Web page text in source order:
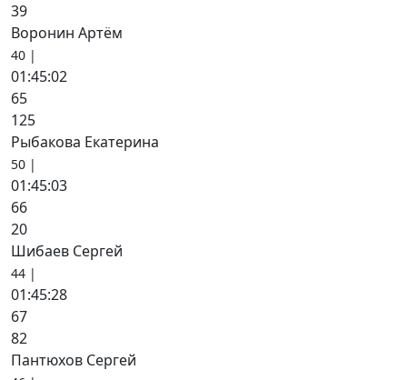
39
Воронин Артём
40 |
01:45:02
65
125
Рыбакова Екатерина
50 |
01:45:03
66
20
Шибаев Сергей
44 |
01:45:28
67
82
Пантюхов Сергей